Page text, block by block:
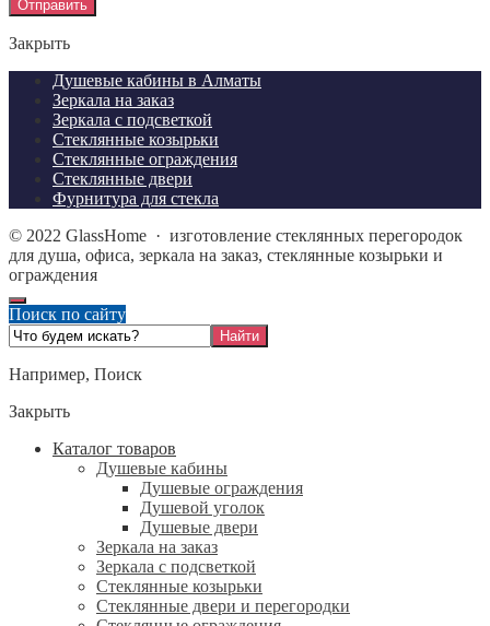
Закрыть
Душевые кабины в Алматы
Зеркала на заказ
Зеркала с подсветкой
Стеклянные козырьки
Стеклянные ограждения
Стеклянные двери
Фурнитура для стекла
© 2022 GlassHome · изготовление стеклянных перегородок
для душа, офиса, зеркала на заказ, стеклянные козырьки и
ограждения
Поиск по сайту
Например, Поиск
Закрыть
Каталог товаров
Душевые кабины
Душевые ограждения
Душевой уголок
Душевые двери
Зеркала на заказ
Зеркала с подсветкой
Стеклянные козырьки
Стеклянные двери и перегородки